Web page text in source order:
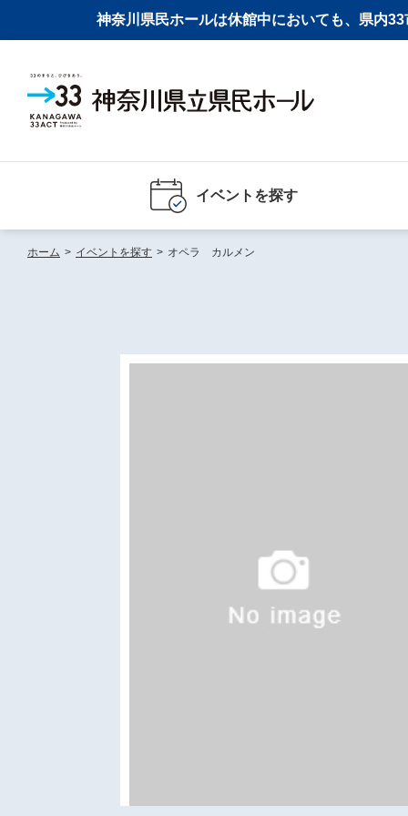
神奈川県民ホールは休館中においても、県内
イベントを探す
ホーム > イベントを探す > オペラ カルメン